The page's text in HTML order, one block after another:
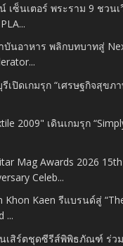
เซ็นเตอร์ พระราม 9 ชวน
บันอาหาร พลิกบทบาทสู่
เปิดเกมรุก “เศรษฐกิจสุขภ
2009" เดินเกมรุก
Mag Awards 2026 15th
Celeb...
Khon Kaen รีแบรนด์สู่
...
นเสิร์ตชุดซีรีส์พิพิธภัณฑ์ ร่ว